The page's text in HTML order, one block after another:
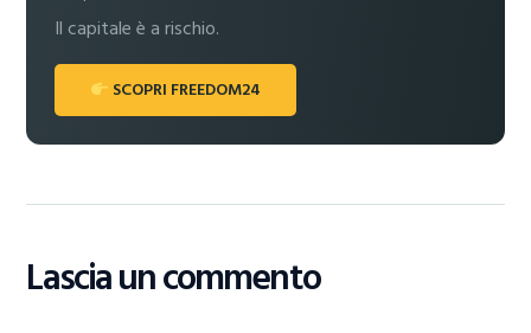
Il capitale è a rischio.
SCOPRI FREEDOM24
Lascia un commento